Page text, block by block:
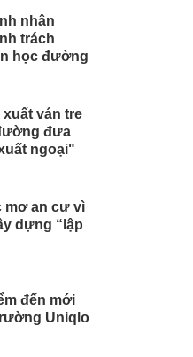
nhân
trách
học đường
xuất ván tre
đưa
ngoại"
mơ an cư vì
dựng “lập
đến mới
Uniqlo